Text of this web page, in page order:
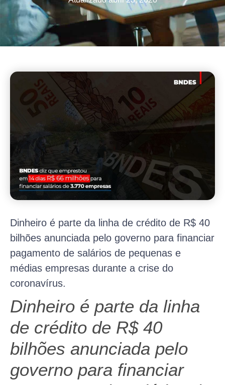
Dinheiro é parte da linha de crédito de R$ 40
bilhões anunciada pelo governo para financiar
pagamento de salários de pequenas e
médias empresas durante a crise do
coronavírus.
Dinheiro é parte da linha
de crédito de R$ 40
bilhões anunciada pelo
governo para financiar